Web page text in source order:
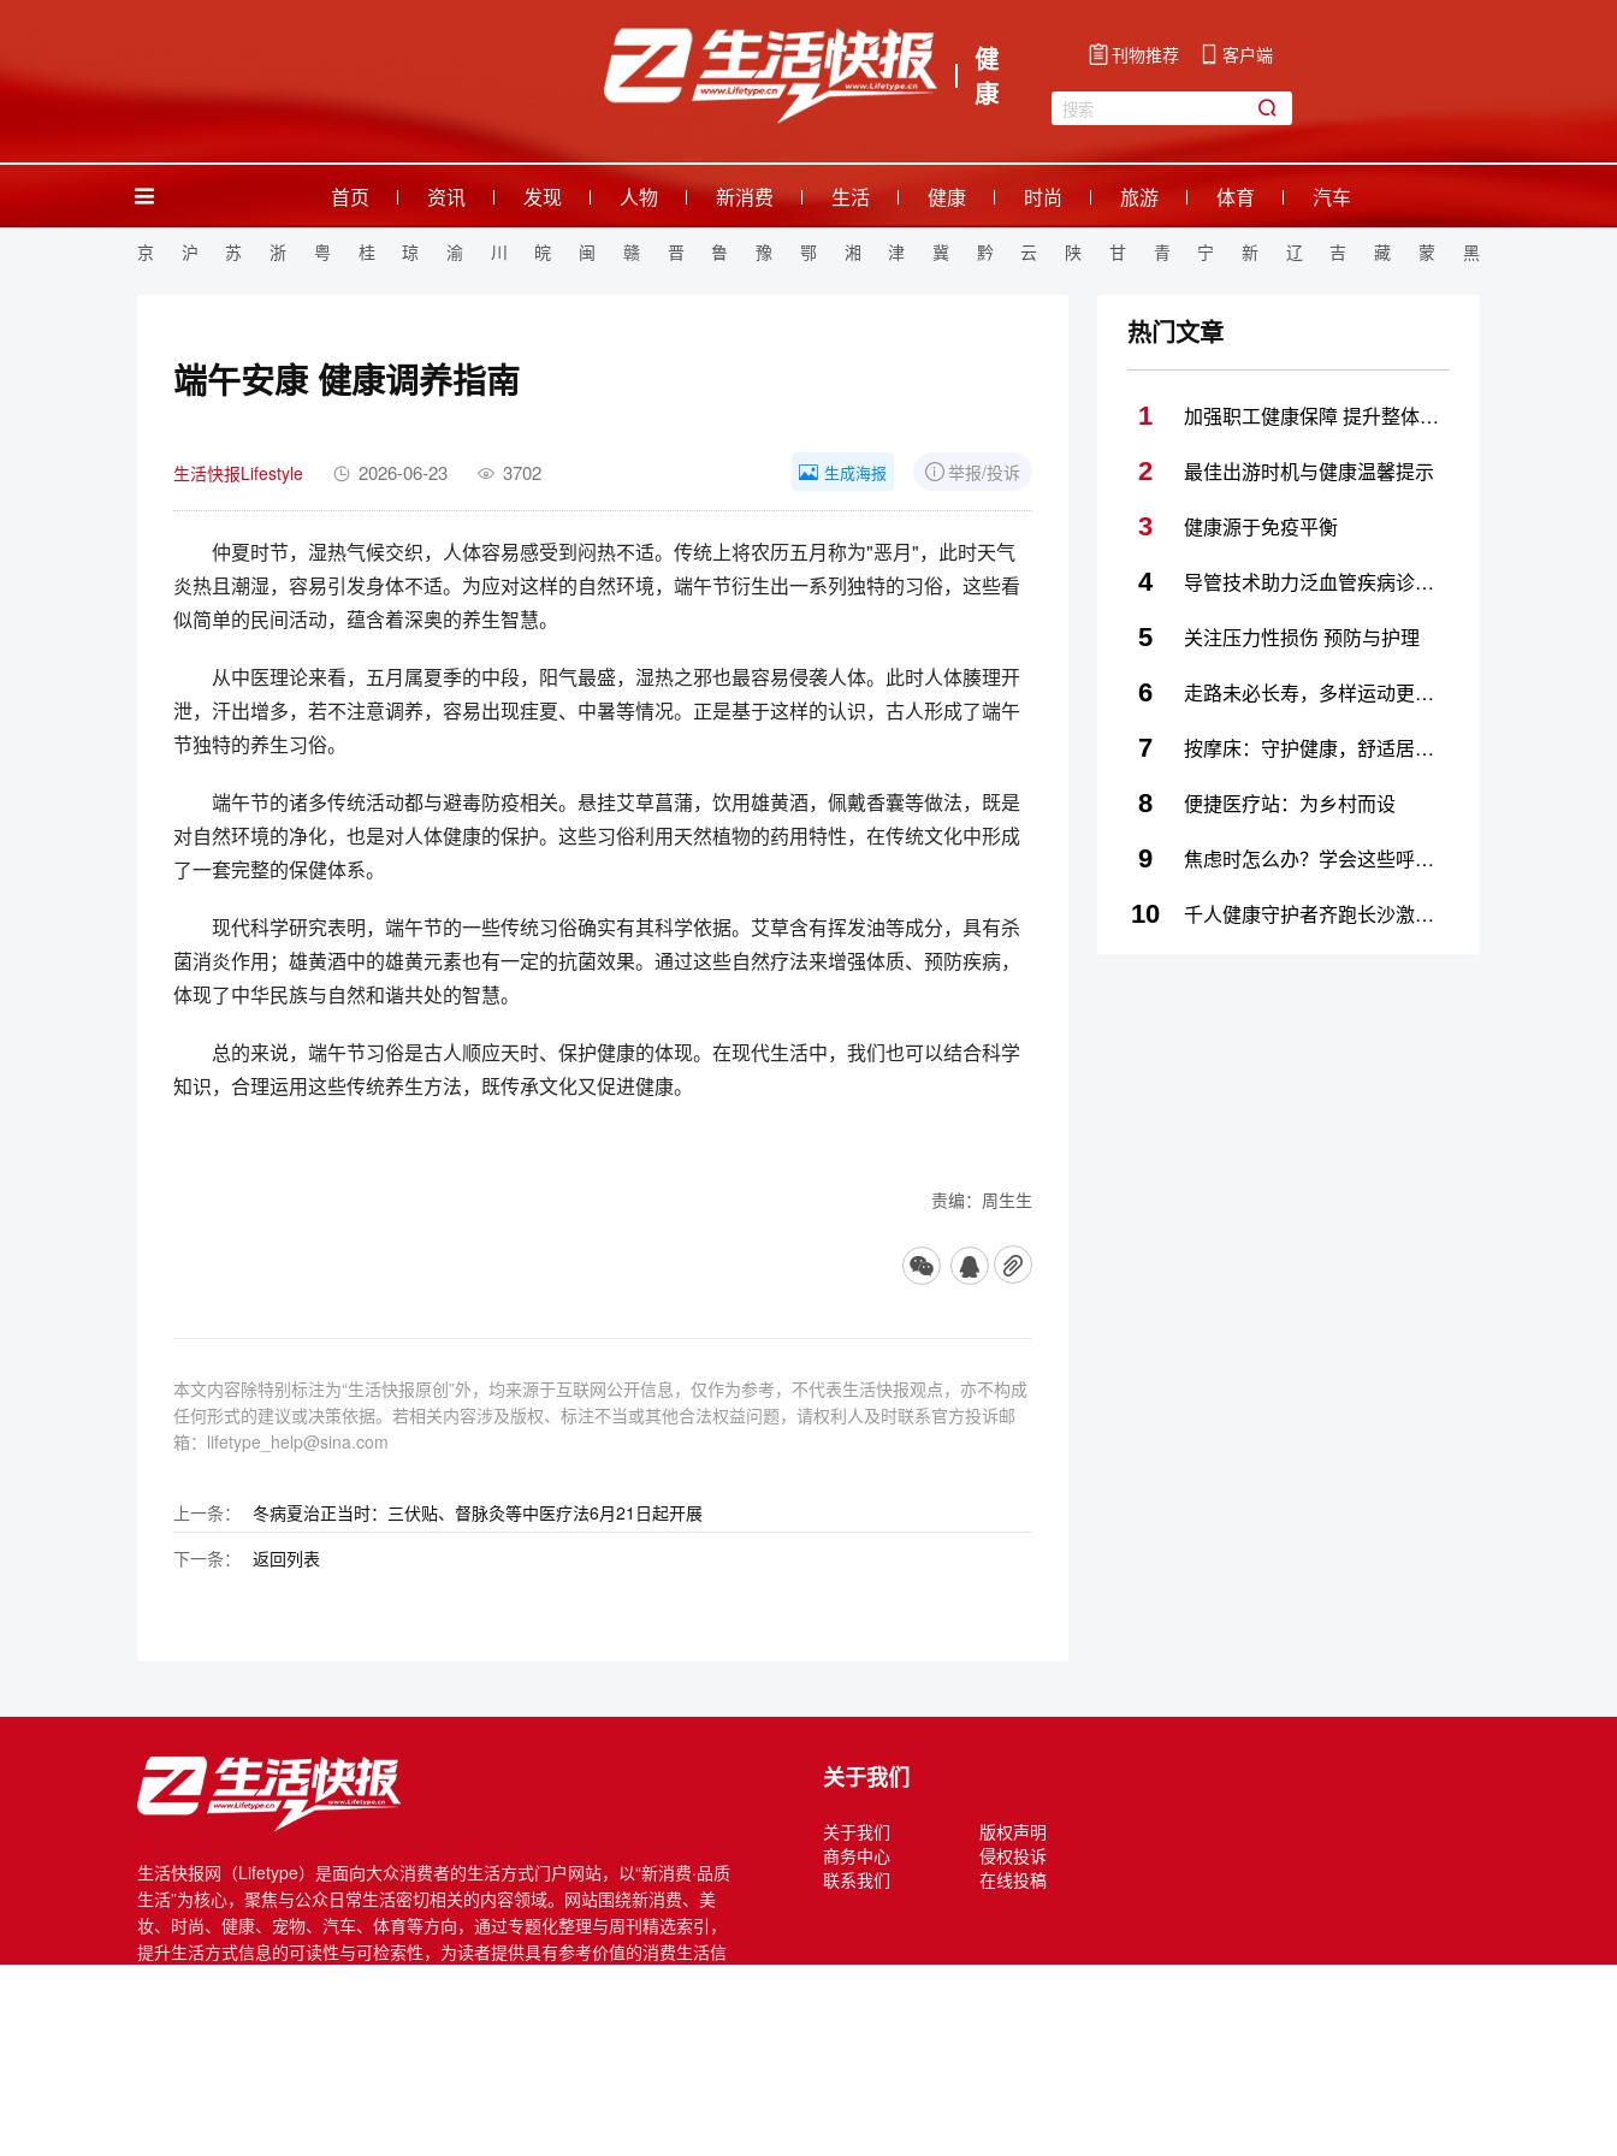
健
康
刊物推荐 客户端
首页 资讯 发现 人物 新消费 生活 健康 时尚 旅游 体育 汽车
京 沪 苏 浙 粤 桂 琼 渝 川 皖 闽 赣 晋 鲁 豫 鄂 湘 津 冀 黔 云 陕 甘 青 宁 新 辽 吉 藏 蒙 黑
端午安康 健康调养指南
生活快报Lifestyle 2026-06-23 3702 生成海报 举报/投诉
仲夏时节，湿热气候交织，人体容易感受到闷热不适。传统上将农历五月称为"恶月"，此时天气
炎热且潮湿，容易引发身体不适。为应对这样的自然环境，端午节衍生出一系列独特的习俗，这些看
似简单的民间活动，蕴含着深奥的养生智慧。
从中医理论来看，五月属夏季的中段，阳气最盛，湿热之邪也最容易侵袭人体。此时人体腠理开
泄，汗出增多，若不注意调养，容易出现疰夏、中暑等情况。正是基于这样的认识，古人形成了端午
节独特的养生习俗。
端午节的诸多传统活动都与避毒防疫相关。悬挂艾草菖蒲，饮用雄黄酒，佩戴香囊等做法，既是
对自然环境的净化，也是对人体健康的保护。这些习俗利用天然植物的药用特性，在传统文化中形成
了一套完整的保健体系。
现代科学研究表明，端午节的一些传统习俗确实有其科学依据。艾草含有挥发油等成分，具有杀
菌消炎作用；雄黄酒中的雄黄元素也有一定的抗菌效果。通过这些自然疗法来增强体质、预防疾病，
体现了中华民族与自然和谐共处的智慧。
总的来说，端午节习俗是古人顺应天时、保护健康的体现。在现代生活中，我们也可以结合科学
知识，合理运用这些传统养生方法，既传承文化又促进健康。
责编：周生生
本文内容除特别标注为“生活快报原创”外，均来源于互联网公开信息，仅作为参考，不代表生活快报观点，亦不构成
任何形式的建议或决策依据。若相关内容涉及版权、标注不当或其他合法权益问题，请权利人及时联系官方投诉邮
箱：lifetype_help@sina.com
上一条：
冬病夏治正当时：三伏贴、督脉灸等中医疗法6月21日起开展
下一条：
返回列表
热门文章
1 加强职工健康保障 提升整体健康水平
2 最佳出游时机与健康温馨提示
3 健康源于免疫平衡
4 导管技术助力泛血管疾病诊疗新发展
5 关注压力性损伤 预防与护理
6 走路未必长寿，多样运动更健康
7 按摩床：守护健康，舒适居家生活
8 便捷医疗站：为乡村而设
9 焦虑时怎么办？学会这些呼吸技巧，轻松缓解！
10 千人健康守护者齐跑长沙激情开跑
生活快报网（Lifetype）是面向大众消费者的生活方式门户网站，以“新消费·品质
生活”为核心，聚焦与公众日常生活密切相关的内容领域。网站围绕新消费、美
妆、时尚、健康、宠物、汽车、体育等方向，通过专题化整理与周刊精选索引，
提升生活方式信息的可读性与可检索性，为读者提供具有参考价值的消费生活信
关于我们
关于我们
版权声明
商务中心
侵权投诉
联系我们
在线投稿